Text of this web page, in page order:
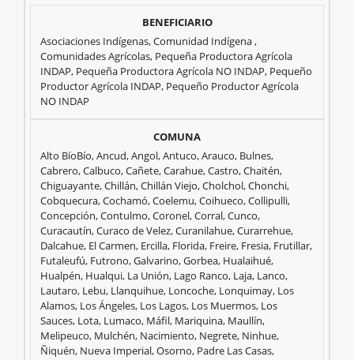
Grupo:
D
Monto:
$4.950.000.000
Beneficiarios Comunas
Asociaciones Indígenas, Comunidad Indígena ,
Comunidades Agrícolas, Pequeña Productora Agrícola
INDAP, Pequeña Productora Agrícola NO INDAP, Pequeño
Productor Agrícola INDAP, Pequeño Productor Agrícola
NO INDAP
Alto BíoBío, Ancud, Angol, Antuco, Arauco, Bulnes,
Cabrero, Calbuco, Cañete, Carahue, Castro, Chaitén,
Chiguayante, Chillán, Chillán Viejo, Cholchol, Chonchi,
Cobquecura, Cochamó, Coelemu, Coihueco, Collipulli,
Concepción, Contulmo, Coronel, Corral, Cunco,
Curacautín, Curaco de Velez, Curanilahue, Curarrehue,
Dalcahue, El Carmen, Ercilla, Florida, Freire, Fresia, Frutillar,
Futaleufú, Futrono, Galvarino, Gorbea, Hualaihué,
Hualpén, Hualqui, La Unión, Lago Ranco, Laja, Lanco,
Lautaro, Lebu, Llanquihue, Loncoche, Lonquimay, Los
Alamos, Los Ángeles, Los Lagos, Los Muermos, Los
Sauces, Lota, Lumaco, Máfil, Mariquina, Maullín,
Melipeuco, Mulchén, Nacimiento, Negrete, Ninhue,
Ñiquén, Nueva Imperial, Osorno, Padre Las Casas,